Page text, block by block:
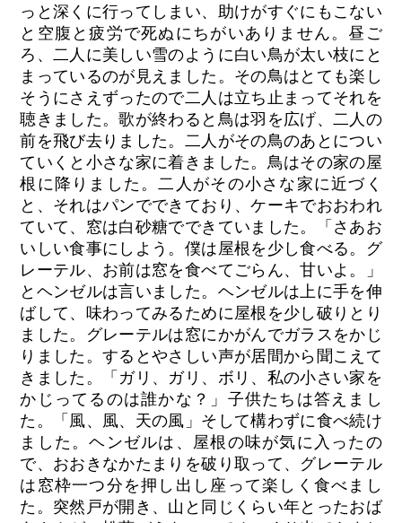
っと深くに行ってしまい、助けがすぐにもこない
と空腹と疲労で死ぬにちがいありません。昼ご
ろ、二人に美しい雪のように白い鳥が太い枝にと
まっているのが見えました。その鳥はとても楽し
そうにさえずったので二人は立ち止まってそれを
聴きました。歌が終わると鳥は羽を広げ、二人の
前を飛び去りました。二人がその鳥のあとについ
ていくと小さな家に着きました。鳥はその家の屋
根に降りました。二人がその小さな家に近づく
と、それはパンでできており、ケーキでおおわれ
ていて、窓は白砂糖でできていました。「さあお
いしい食事にしよう。僕は屋根を少し食べる。グ
レーテル、お前は窓を食べてごらん、甘いよ。」
とヘンゼルは言いました。ヘンゼルは上に手を伸
ばして、味わってみるために屋根を少し破りとり
ました。グレーテルは窓にかがんでガラスをかじ
りました。するとやさしい声が居間から聞こえて
きました。「ガリ、ガリ、ボリ、私の小さい家を
かじってるのは誰かな？」子供たちは答えまし
た。「風、風、天の風」そして構わずに食べ続け
ました。ヘンゼルは、屋根の味が気に入ったの
で、おおきなかたまりを破り取って、グレーテル
は窓枠一つ分を押し出し座って楽しく食べまし
た。突然戸が開き、山と同じくらい年とったおば